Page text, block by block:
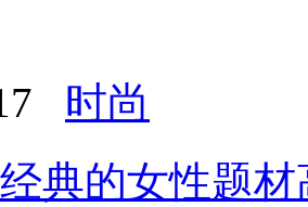
时尚
典的女性题材